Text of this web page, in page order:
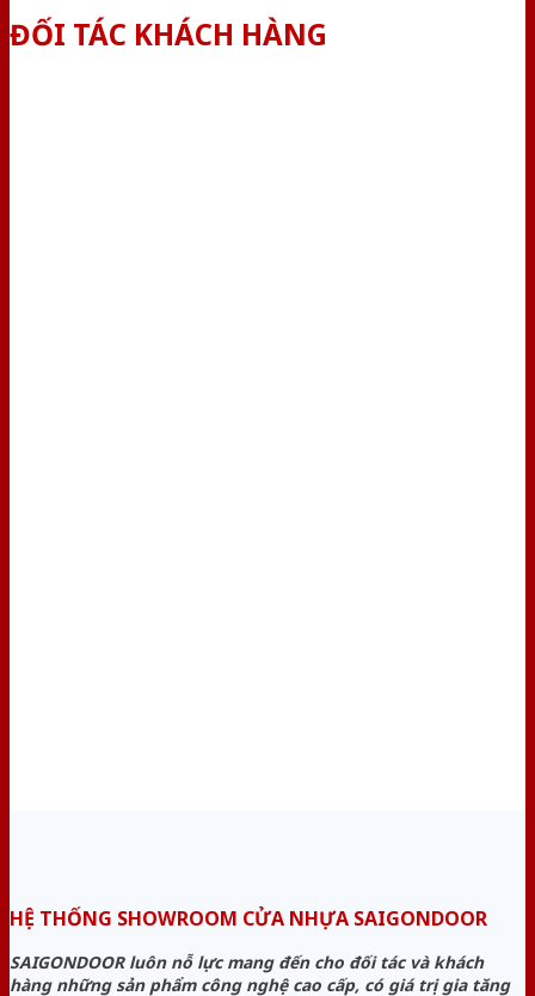
ĐỐI TÁC KHÁCH HÀNG
HỆ THỐNG SHOWROOM CỬA NHỰA SAIGONDOOR
SAIGONDOOR luôn nỗ lực mang đến cho đối tác và khách
hàng những sản phẩm công nghệ cao cấp, có giá trị gia tăng